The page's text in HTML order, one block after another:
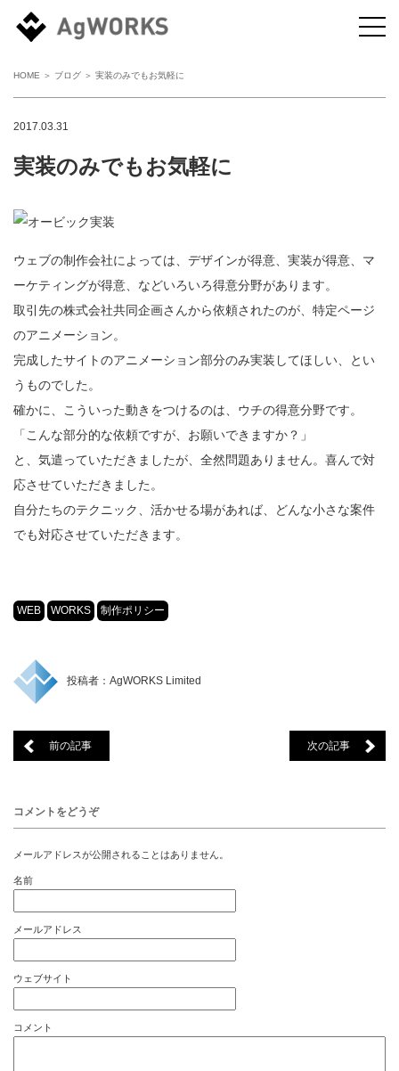
HOME ＞ ブログ ＞ 実装のみでもお気軽に
2017.03.31
実装のみでもお気軽に
ウェブの制作会社によっては、デザインが得意、実装が得意、マ
ーケティングが得意、などいろいろ得意分野があります。
取引先の株式会社共同企画さんから依頼されたのが、特定ページ
のアニメーション。
完成したサイトのアニメーション部分のみ実装してほしい、とい
うものでした。
確かに、こういった動きをつけるのは、ウチの得意分野です。
「こんな部分的な依頼ですが、お願いできますか？」
と、気遣っていただきましたが、全然問題ありません。喜んで対
応させていただきました。
自分たちのテクニック、活かせる場があれば、どんな小さな案件
でも対応させていただきます。
WEB WORKS 制作ポリシー
投稿者：AgWORKS Limited
前の記事 次の記事
コメントをどうぞ
メールアドレスが公開されることはありません。
名前
メールアドレス
ウェブサイト
コメント